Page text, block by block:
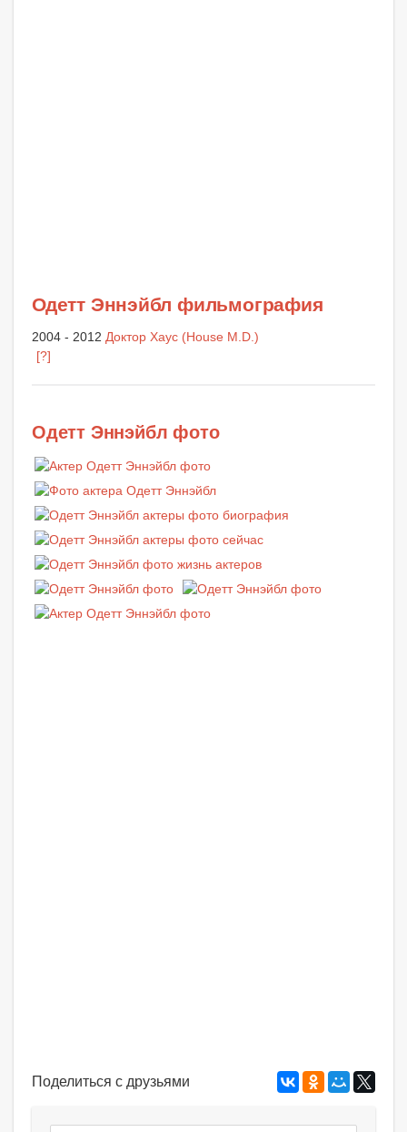
Одетт Эннэйбл фильмография
2004 - 2012 Доктор Хаус (House M.D.)
[?]
Одетт Эннэйбл фото
Поделиться с друзьями